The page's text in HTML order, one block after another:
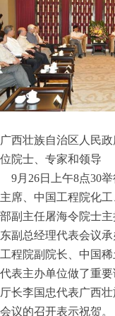
广西壮族自治区人民
位院士、专家和领导
9月26日上午8点30
主席、中国工程院化
部副主任屠海令院士
东副总经理代表会议
工程院副院长、中国
代表主办单位做了重
厅长李国忠代表广西
会议的召开表示祝贺。